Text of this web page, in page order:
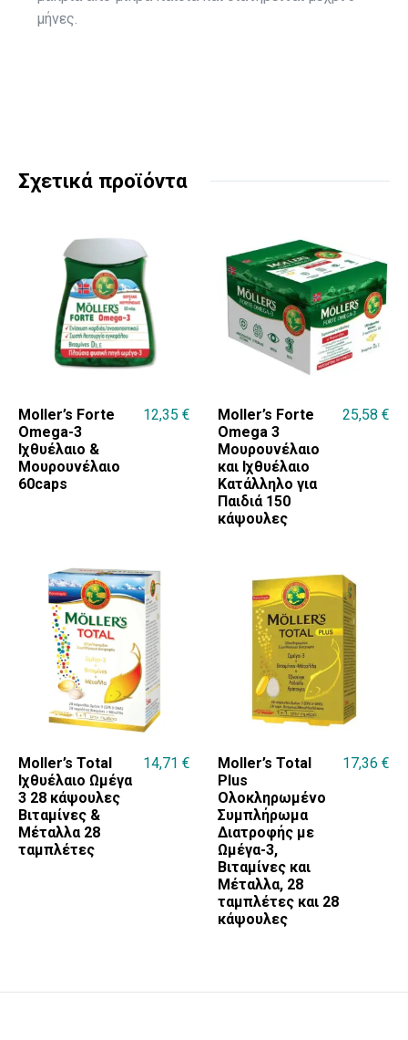
μήνες.
Σχετικά προϊόντα
Moller’s Forte
Omega-3
Ιχθυέλαιο &
Μουρουνέλαιο
60caps
12,35 €
Moller’s Forte
Omega 3
Μουρουνέλαιο
και Ιχθυέλαιο
Κατάλληλο για
Παιδιά 150
κάψουλες
25,58 €
Moller’s Total
Ιχθυέλαιο Ωμέγα
3 28 κάψουλες
Βιταμίνες &
Μέταλλα 28
ταμπλέτες
14,71 €
Moller’s Total
Plus
Ολοκληρωμένο
Συμπλήρωμα
Διατροφής με
Ωμέγα-3,
Βιταμίνες και
Μέταλλα, 28
ταμπλέτες και 28
κάψουλες
17,36 €